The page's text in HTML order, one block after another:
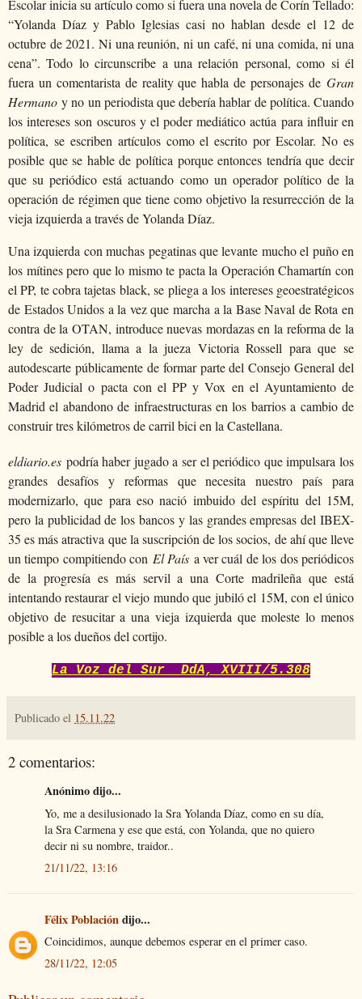
Escolar inicia su artículo como si fuera una novela de Corín Tellado:
“Yolanda Díaz y Pablo Iglesias casi no hablan desde el 12 de
octubre de 2021. Ni una reunión, ni un café, ni una comida, ni una
cena”. Todo lo circunscribe a una relación personal, como si él
fuera un comentarista de reality que habla de personajes de Gran
Hermanoy no un periodista que debería hablar de política. Cuando
los intereses son oscuros y el poder mediático actúa para influir en
política, se escriben artículos como el escrito por Escolar. No es
posible que se hable de política porque entonces tendría que decir
que su periódico está actuando como un operador político de la
operación de régimen que tiene como objetivo la resurrección de la
vieja izquierda a través de Yolanda Díaz.
Una izquierda con muchas pegatinas que levante mucho el puño en
los mítines pero que lo mismo te pacta la Operación Chamartín con
el PP, te cobra tajetas black, se pliega a los intereses geoestratégicos
de Estados Unidos a la vez que marcha a la Base Naval de Rota en
contra de la OTAN, introduce nuevas mordazas en la reforma de la
ley de sedición, llama a la jueza Victoria Rossell para que se
autodescarte públicamente de formar parte del Consejo General del
Poder Judicial o pacta con el PP y Vox en el Ayuntamiento de
Madrid el abandono de infraestructuras en los barrios a cambio de
construir tres kilómetros de carril bici en la Castellana.
eldiario.es podría haber jugado a ser el periódico que impulsara los
grandes desafíos y reformas que necesita nuestro país para
modernizarlo, que para eso nació imbuido del espíritu del 15M,
pero la publicidad de los bancos y las grandes empresas del IBEX-
35 es más atractiva que la suscripción de los socios, de ahí que lleve
un tiempo compitiendo con El País a ver cuál de los dos periódicos
de la progresía es más servil a una Corte madrileña que está
intentando restaurar el viejo mundo que jubiló el 15M, con el único
objetivo de resucitar a una vieja izquierda que moleste lo menos
posible a los dueños del cortijo.
La Voz del Sur DdA, XVIII/5.308
Publicado el 15.11.22
2 comentarios:
Anónimo dijo...
Yo, me a desilusionado la Sra Yolanda Díaz, como en su día,
la Sra Carmena y ese que está, con Yolanda, que no quiero
decir ni su nombre, traidor..
21/11/22, 13:16
Félix Poblacióndijo...
Coincidimos, aunque debemos esperar en el primer caso.
28/11/22, 12:05